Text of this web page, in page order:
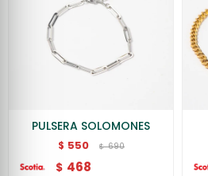
PULSERA SOLOMONES
$ 550 $ 690
$ 468